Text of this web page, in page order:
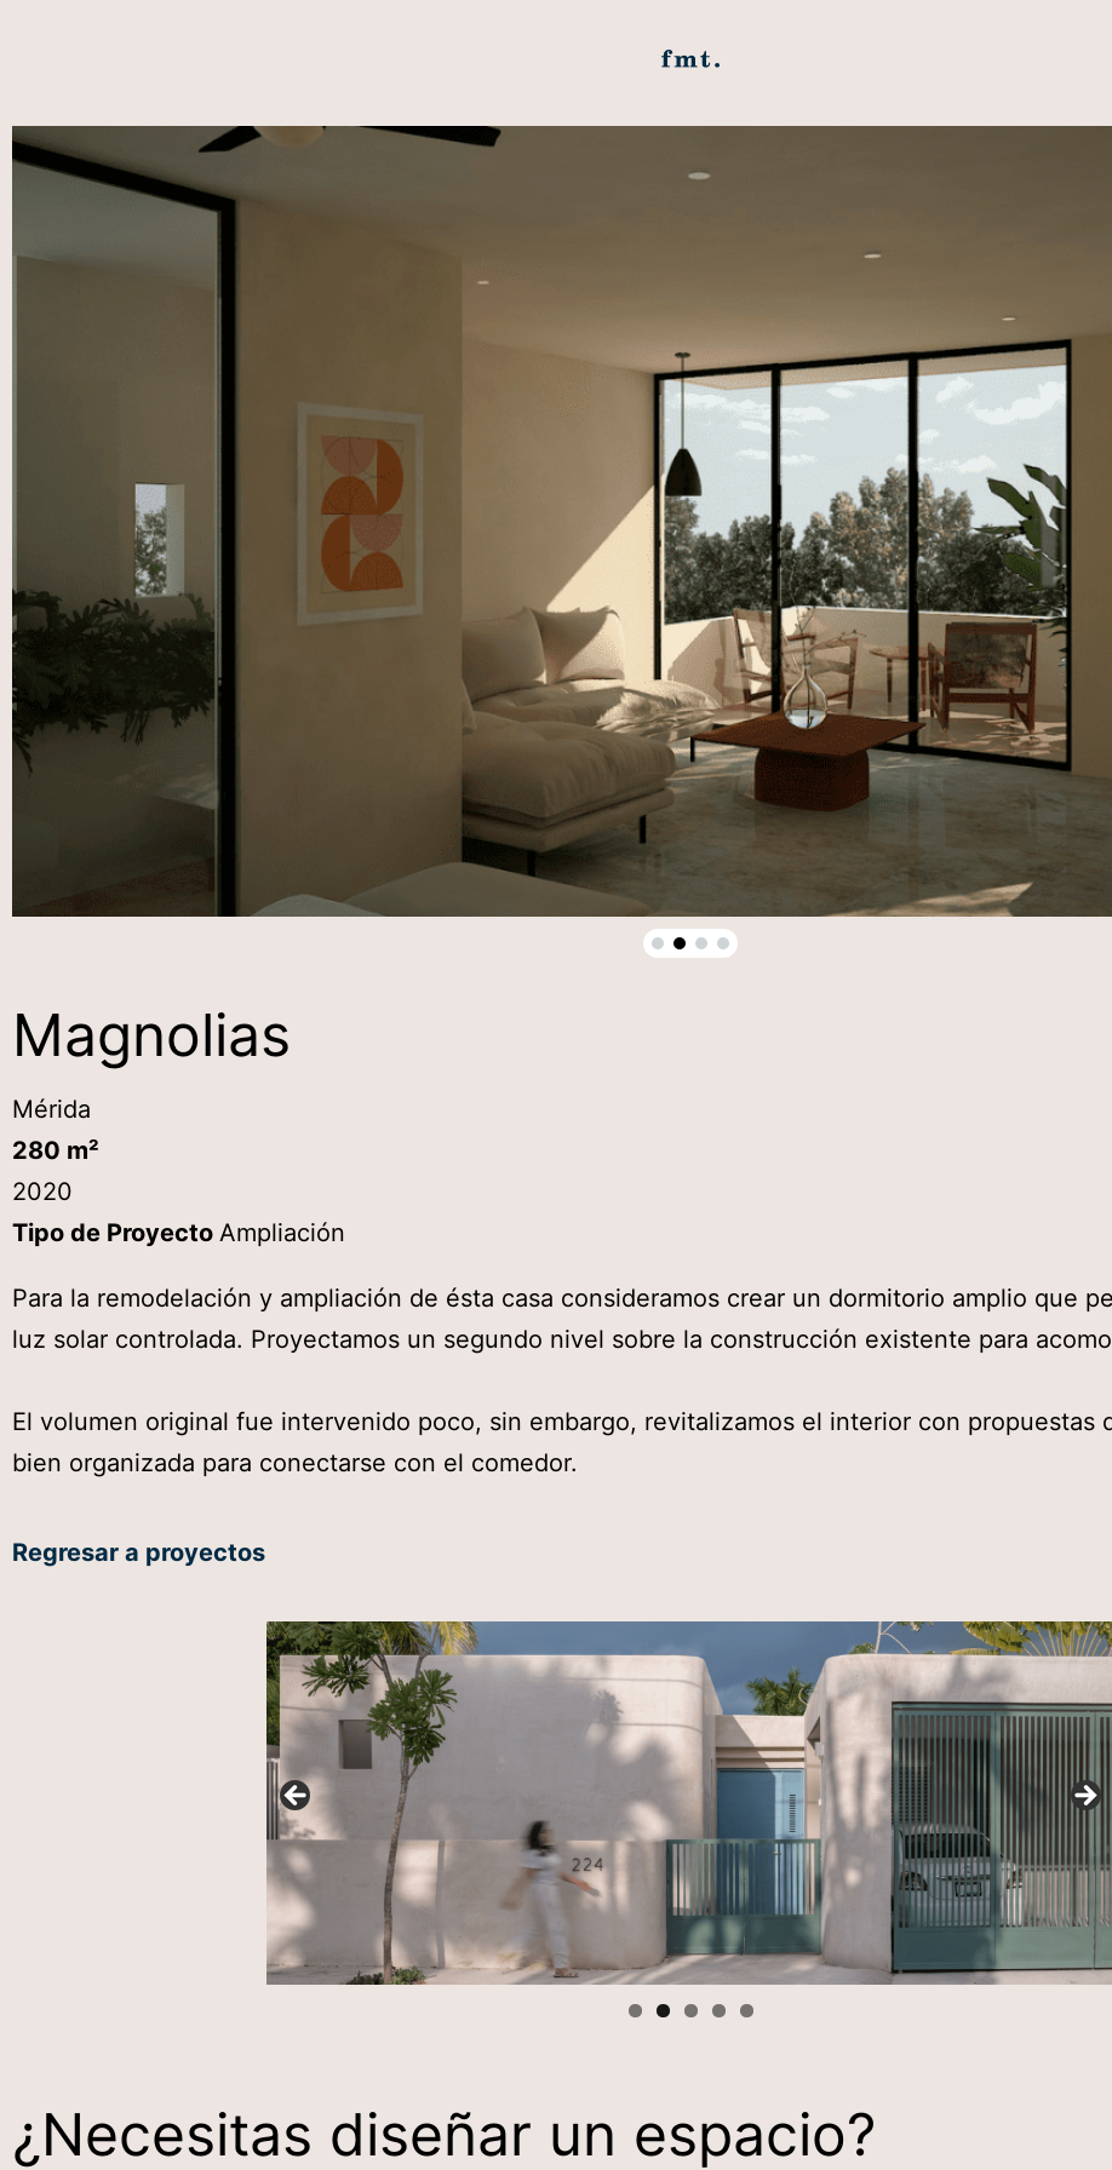
Magnolias
Mérida
280 m²
2020
Tipo de Proyecto Ampliación
Para la remodelación y ampliación de ésta casa consideramos crear un dormitorio amplio que
luz solar controlada. Proyectamos un segundo nivel sobre la construcción existente para
El volumen original fue intervenido poco, sin embargo, revitalizamos el interior con propuestas
bien organizada para conectarse con el comedor.
Regresar a proyectos
¿Necesitas diseñar un espacio?